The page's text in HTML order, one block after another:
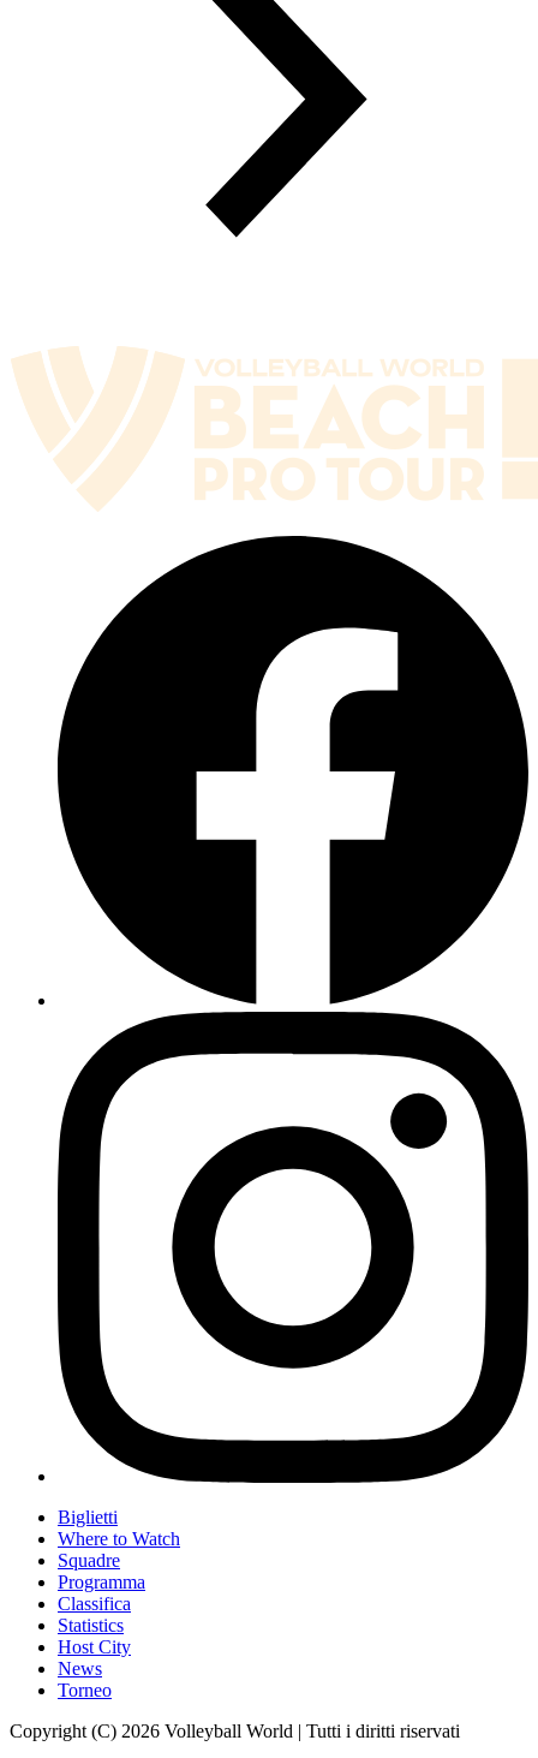
Biglietti
Where to Watch
Squadre
Programma
Classifica
Statistics
Host City
News
Torneo
Copyright (C) 2026 Volleyball World | Tutti i diritti riservati